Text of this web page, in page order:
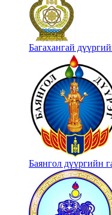
Багахангай
Баянгол дүүргийн